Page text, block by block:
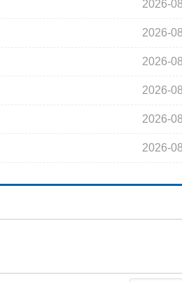
2026-
2026-
2026-
2026-
2026-
2026-